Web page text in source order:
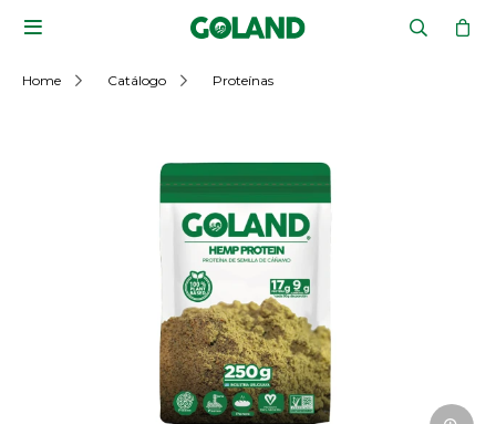

Home Catálogo Proteínas